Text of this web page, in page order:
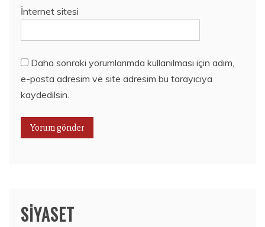
İnternet sitesi
Daha sonraki yorumlarımda kullanılması için adım,
e-posta adresim ve site adresim bu tarayıcıya
kaydedilsin.
SIYASET